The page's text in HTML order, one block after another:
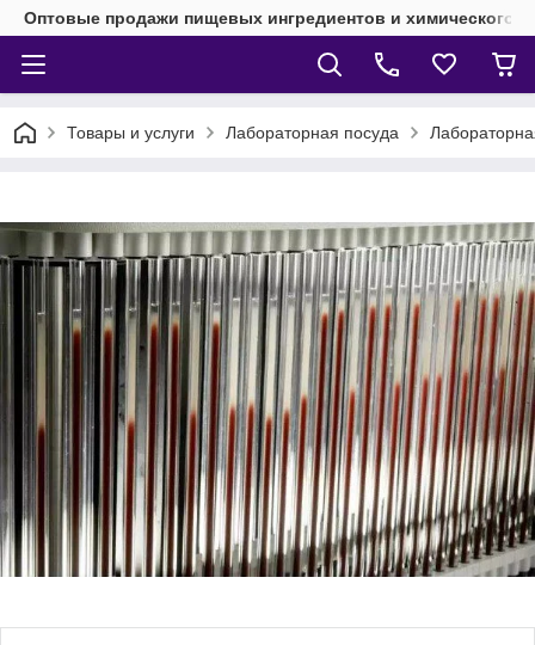
Оптовые продажи пищевых ингредиентов и химического
Товары и услуги Лабораторная посуда